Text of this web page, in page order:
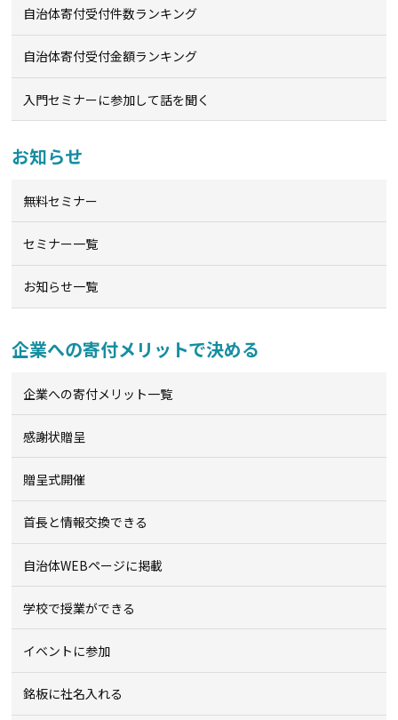
自治体寄付受付件数ランキング
自治体寄付受付金額ランキング
入門セミナーに参加して話を聞く
お知らせ
無料セミナー
セミナー一覧
お知らせ一覧
企業への寄付メリットで決める
企業への寄付メリット一覧
感謝状贈呈
贈呈式開催
首長と情報交換できる
自治体WEBページに掲載
学校で授業ができる
イベントに参加
銘板に社名入れる